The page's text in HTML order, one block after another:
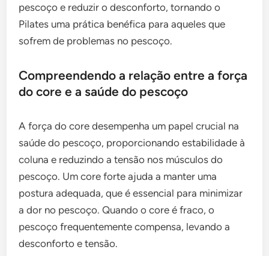
pescoço e reduzir o desconforto, tornando o
Pilates uma prática benéfica para aqueles que
sofrem de problemas no pescoço.
Compreendendo a relação entre a força
do core e a saúde do pescoço
A força do core desempenha um papel crucial na
saúde do pescoço, proporcionando estabilidade à
coluna e reduzindo a tensão nos músculos do
pescoço. Um core forte ajuda a manter uma
postura adequada, que é essencial para minimizar
a dor no pescoço. Quando o core é fraco, o
pescoço frequentemente compensa, levando a
desconforto e tensão.